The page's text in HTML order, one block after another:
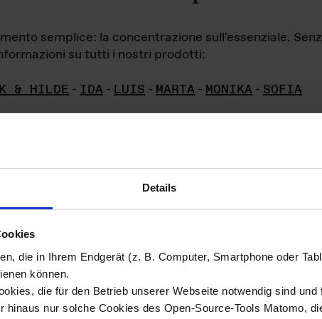
Details
die in Ihrem Endgerät (z. B. Computer, Smartphone oder
können.
die für den Betrieb unserer Webseite notwendig sind
hinaus nur solche Cookies des Open-Source-Tools Matomo,
semplice: la concentrazione sull'essenziale.
su tutti i nostri prodotti:
& HILDE - IDA - LUIS - MARTA - MONIKA - SOFIA
di
materiale fotografico sono detenuti daDas ganze